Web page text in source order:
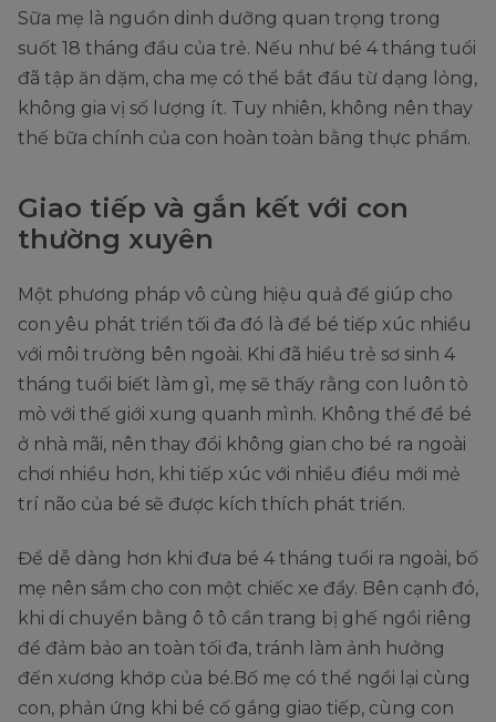
Sữa mẹ là nguồn dinh dưỡng quan trọng trong
suốt 18 tháng đầu của trẻ. Nếu như bé 4 tháng tuổi
đã tập ăn dặm, cha mẹ có thể bắt đầu từ dạng lỏng,
không gia vị số lượng ít. Tuy nhiên, không nên thay
thế bữa chính của con hoàn toàn bằng thực phẩm.
Giao tiếp và gắn kết với con
thường xuyên
Một phương pháp vô cùng hiệu quả để giúp cho
con yêu phát triển tối đa đó là để bé tiếp xúc nhiều
với môi trường bên ngoài. Khi đã hiểu trẻ sơ sinh 4
tháng tuổi biết làm gì, mẹ sẽ thấy rằng con luôn tò
mò với thế giới xung quanh mình. Không thể để bé
ở nhà mãi, nên thay đổi không gian cho bé ra ngoài
chơi nhiều hơn, khi tiếp xúc với nhiều điều mới mẻ
trí não của bé sẽ được kích thích phát triển.
Để dễ dàng hơn khi đưa bé 4 tháng tuổi ra ngoài, bố
mẹ nên sắm cho con một chiếc xe đẩy. Bên cạnh đó,
khi di chuyển bằng ô tô cần trang bị ghế ngồi riêng
để đảm bảo an toàn tối đa, tránh làm ảnh hưởng
đến xương khớp của bé.Bố mẹ có thể ngồi lại cùng
con, phản ứng khi bé cố gắng giao tiếp, cùng con